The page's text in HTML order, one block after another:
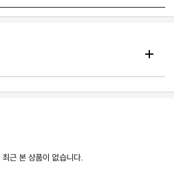
최근 본 상품이 없습니다.